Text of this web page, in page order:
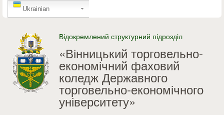
Перейти до основного
GTranslate
Ukrainian
Відокремлений структурний підрозділ
«Вінницький торговельно-
економічний фаховий
коледж Державного
торговельно-економічного
університету»